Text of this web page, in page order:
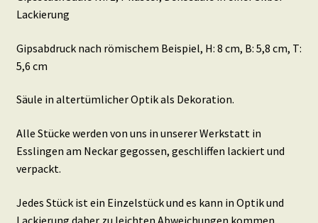
Lackierung
Gipsabdruck nach römischem Beispiel, H: 8 cm, B: 5,8 cm, T:
5,6 cm
Säule in altertümlicher Optik als Dekoration.
Alle Stücke werden von uns in unserer Werkstatt in
Esslingen am Neckar gegossen, geschliffen lackiert und
verpackt.
Jedes Stück ist ein Einzelstück und es kann in Optik und
Lackierung daher zu leichten Abweichungen kommen.